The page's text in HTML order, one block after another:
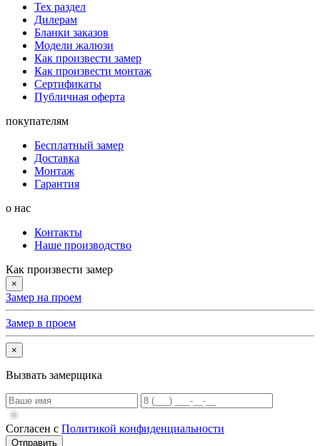
Тех раздел
Дилерам
Бланки заказов
Модели жалюзи
Как произвести замер
Как произвести монтаж
Сертификаты
Публичная оферта
покупателям
Бесплатный замер
Доставка
Монтаж
Гарантия
о нас
Контакты
Наше производство
Как произвести замер
×
Замер на проем
Замер в проем
×
Вызвать замерщика
Согласен с Политикой конфиденциальности